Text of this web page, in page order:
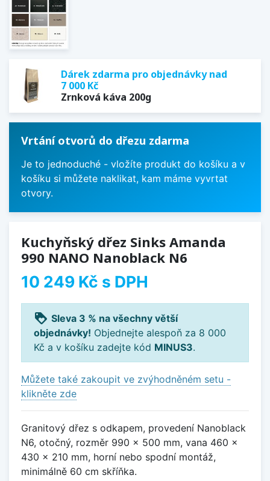
Dárek zdarma pro objednávky nad
7 000 Kč
Zrnková káva 200g
Vrtání otvorů do dřezu zdarma
Je to jednoduché - vložíte produkt do košíku a v
košíku si můžete naklikat, kam máme vyvrtat
otvory.
Kuchyňský dřez Sinks Amanda
990 NANO Nanoblack N6
10 249 Kč s DPH
loyalty Sleva 3 % na všechny větší
objednávky! Objednejte alespoň za 8 000
Kč a v košíku zadejte kód MINUS3.
Můžete také zakoupit ve zvýhodněném setu -
klikněte zde
Granitový dřez s odkapem, provedení Nanoblack
N6, otočný, rozměr 990 x 500 mm, vana 460 x
430 x 210 mm, horní nebo spodní montáž,
minimálně 60 cm skříňka.